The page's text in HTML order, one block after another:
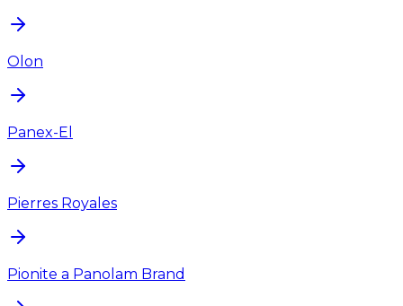
Olon
Panex-El
Pierres Royales
Pionite a Panolam Brand